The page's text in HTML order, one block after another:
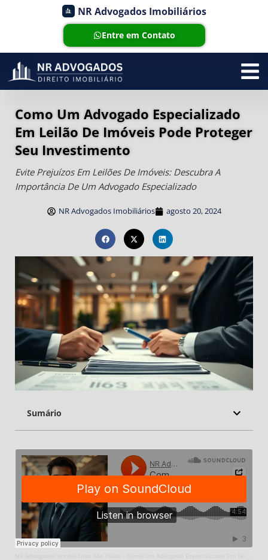
NR Advogados Imobiliários
Entre em Contato
Como Um Advogado Especializado
Em Leilão De Imóveis Pode Proteger
Seu Investimento
Evite Prejuízos Em Leilões De Imóveis: Descubra A
Importância De Um Advogado Especializado
NR Advogados Imobiliários agosto 20, 2024
Sumário